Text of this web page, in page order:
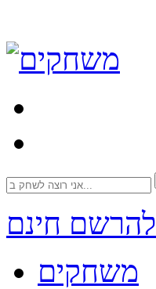
חינם
משחקים